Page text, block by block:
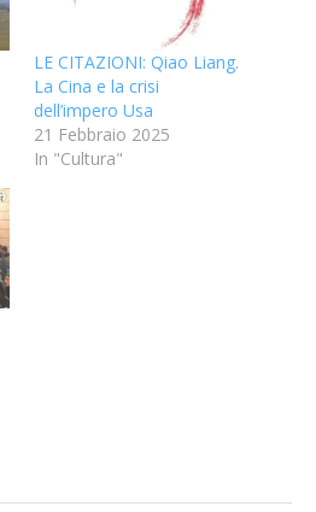
LE CITAZIONI: Qiao Liang.
La Cina e la crisi
dell’impero Usa
21 Febbraio 2025
In "Cultura"